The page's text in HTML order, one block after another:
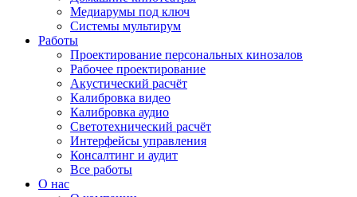
Медиарумы под ключ
Системы мультирум
Работы
Проектирование персональных кинозалов
Рабочее проектирование
Акустический расчёт
Калибровка видео
Калибровка аудио
Светотехнический расчёт
Интерфейсы управления
Консалтинг и аудит
Все работы
О нас